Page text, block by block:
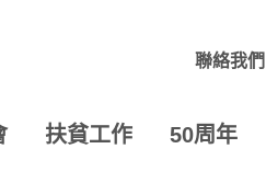
聯絡我們
扶貧工作 50周年